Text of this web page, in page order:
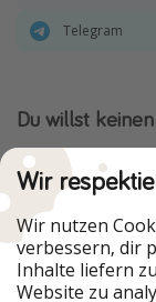
Telegram
Du willst
Dann lade
Urlaubspiraten
Wir
Wir nutzen
verbessern, dir
Inhalte liefern
Website zu